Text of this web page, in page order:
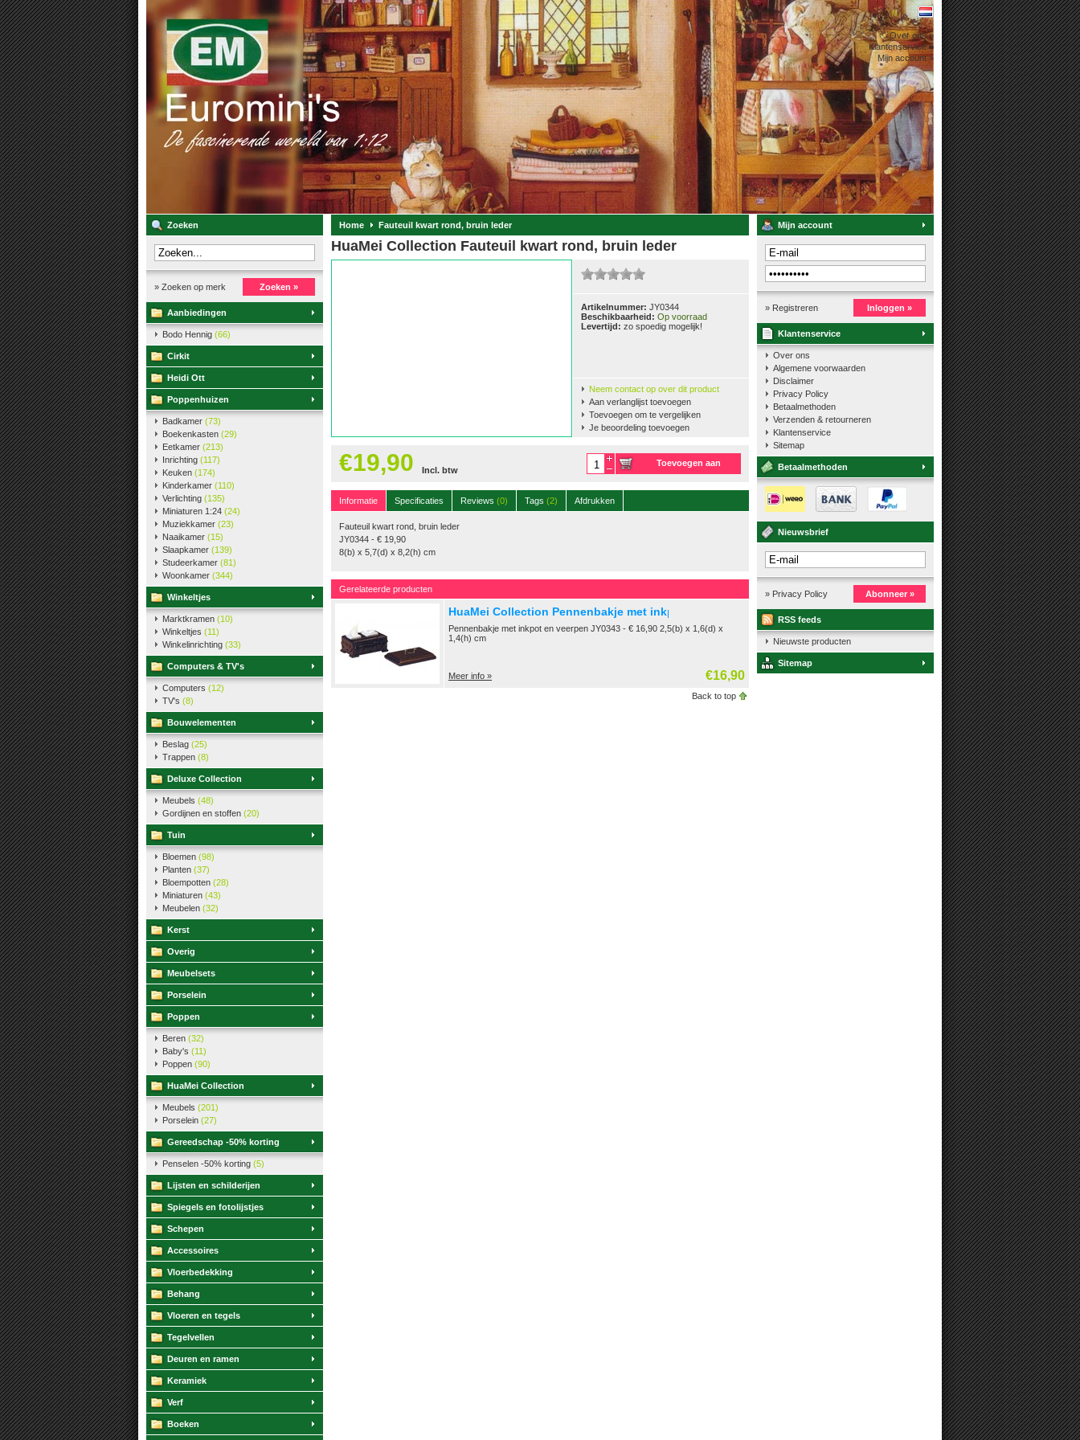
Over ons »
Klantenservice »
Mijn account »
Zoeken
» Zoeken op merk Zoeken »
Aanbiedingen
Bodo Hennig (66)
Cirkit
Heidi Ott
Poppenhuizen
Badkamer (73)
Boekenkasten (29)
Eetkamer (213)
Inrichting (117)
Keuken (174)
Kinderkamer (110)
Verlichting (135)
Miniaturen 1:24 (24)
Muziekkamer (23)
Naaikamer (15)
Slaapkamer (139)
Studeerkamer (81)
Woonkamer (344)
Winkeltjes
Marktkramen (10)
Winkeltjes (11)
Winkelinrichting (33)
Computers & TV's
Computers (12)
TV's (8)
Bouwelementen
Beslag (25)
Trappen (8)
Deluxe Collection
Meubels (48)
Gordijnen en stoffen (20)
Tuin
Bloemen (98)
Planten (37)
Bloempotten (28)
Miniaturen (43)
Meubelen (32)
Kerst
Overig
Meubelsets
Porselein
Poppen
Beren (32)
Baby's (11)
Poppen (90)
HuaMei Collection
Meubels (201)
Porselein (27)
Gereedschap -50% korting
Penselen -50% korting (5)
Lijsten en schilderijen
Spiegels en fotolijstjes
Schepen
Accessoires
Vloerbedekking
Behang
Vloeren en tegels
Tegelvellen
Deuren en ramen
Keramiek
Verf
Boeken
Home Fauteuil kwart rond, bruin leder
HuaMei Collection Fauteuil kwart rond, bruin leder
Artikelnummer: JY0344
Beschikbaarheid: Op voorraad
Levertijd: zo spoedig mogelijk!
Neem contact op over dit product
Aan verlanglijst toevoegen
Toevoegen om te vergelijken
Je beoordeling toevoegen
€19,90 Incl. btw
Toevoegen aan
Informatie
Specificaties Reviews (0) Tags (2) Afdrukken
Fauteuil kwart rond, bruin leder
JY0344 - € 19,90
8(b) x 5,7(d) x 8,2(h) cm
Gerelateerde producten
HuaMei Collection Pennenbakje met inkpot en veerpen
Pennenbakje met inkpot en veerpen JY0343 - € 16,90 2,5(b) x 1,6(d) x
1,4(h) cm
Meer info » €16,90
Back to top
Mijn account
» Registreren Inloggen »
Klantenservice
Over ons
Algemene voorwaarden
Disclaimer
Privacy Policy
Betaalmethoden
Verzenden & retourneren
Klantenservice
Sitemap
Betaalmethoden
Nieuwsbrief
» Privacy Policy Abonneer »
RSS feeds
Nieuwste producten
Sitemap